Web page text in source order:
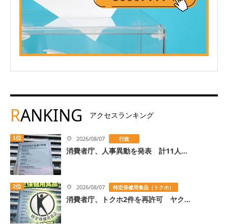
RANKING アクセスランキング
1位 2026/08/07 行政
消費者庁、人事異動を発表 計11人...
2位 2026/08/07 特定保健用食品（トクホ）
消費者庁、トクホ2件を再許可 ヤク...